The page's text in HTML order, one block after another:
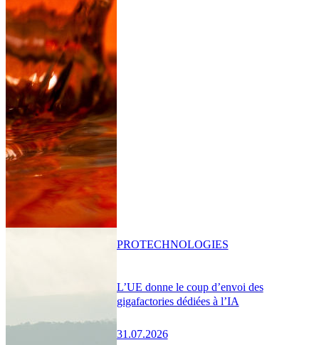
L’UE donne le coup d’envoi des
gigafactories dédiées à l’IA
31.07.2026
PROTECHNOLOGIES